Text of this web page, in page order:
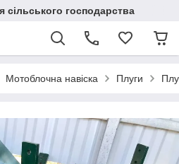
сільського господарства
Мотоблочна навіска Плуги